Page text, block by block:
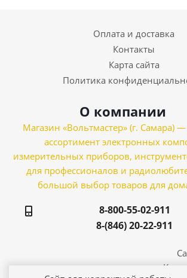
Оплата и доставка
Контакты
Карта сайта
Политика
О компании
Магазин «Вольтмастер» (г. Самара)
ассортимент электронных
измерительных приборов,
для профессионалов и
большой выбор товаров для
8-800-55-02-911
8-(846) 20-22-911